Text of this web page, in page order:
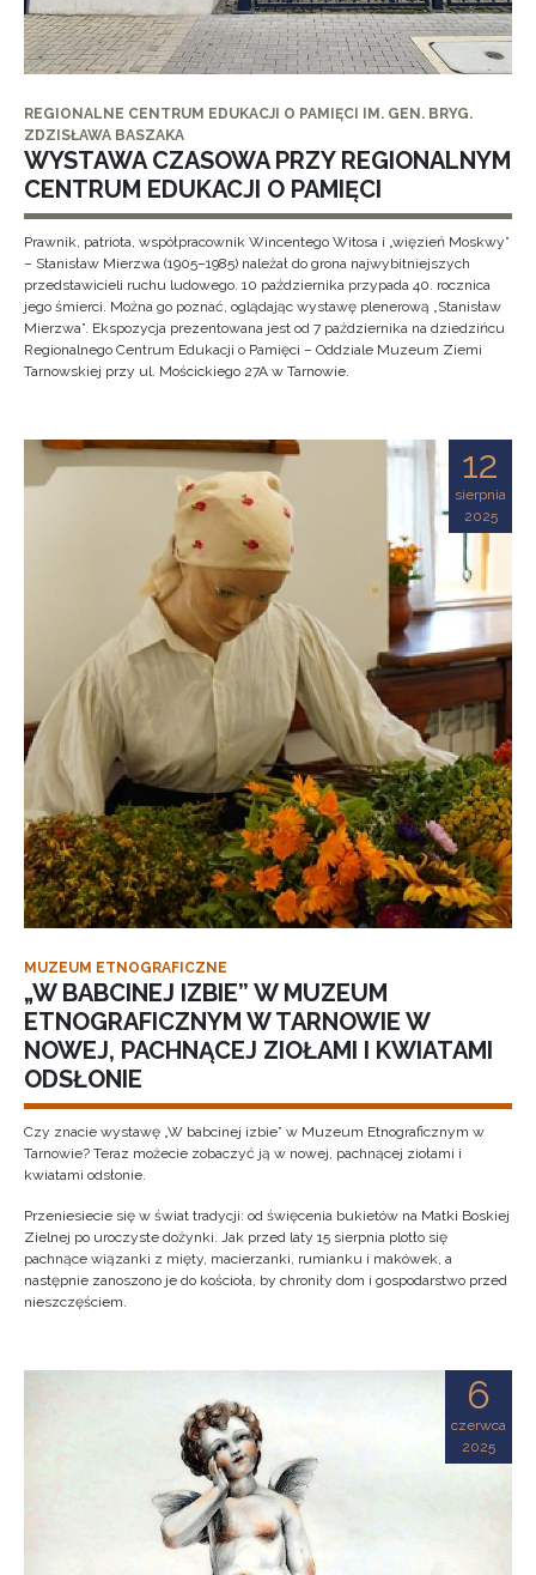
REGIONALNE CENTRUM EDUKACJI O PAMIĘCI IM. GEN. BRYG.
ZDZISŁAWA BASZAKA
WYSTAWA CZASOWA PRZY REGIONALNYM
CENTRUM EDUKACJI O PAMIĘCI
Prawnik, patriota, współpracownik Wincentego Witosa i „więzień Moskwy”
– Stanisław Mierzwa (1905–1985) należał do grona najwybitniejszych
przedstawicieli ruchu ludowego. 10 października przypada 40. rocznica
jego śmierci. Można go poznać, oglądając wystawę plenerową „Stanisław
Mierzwa”. Ekspozycja prezentowana jest od 7 października na dziedzińcu
Regionalnego Centrum Edukacji o Pamięci – Oddziale Muzeum Ziemi
Tarnowskiej przy ul. Mościckiego 27A w Tarnowie.
12
sierpnia
2025
MUZEUM ETNOGRAFICZNE
„W BABCINEJ IZBIE” W MUZEUM
ETNOGRAFICZNYM W TARNOWIE W
NOWEJ, PACHNĄCEJ ZIOŁAMI I KWIATAMI
ODSŁONIE
Czy znacie wystawę „W babcinej izbie” w Muzeum Etnograficznym w
Tarnowie? Teraz możecie zobaczyć ją w nowej, pachnącej ziołami i
kwiatami odsłonie.
Przeniesiecie się w świat tradycji: od święcenia bukietów na Matki Boskiej
Zielnej po uroczyste dożynki. Jak przed laty 15 sierpnia plotło się
pachnące wiązanki z mięty, macierzanki, rumianku i makówek, a
następnie zanoszono je do kościoła, by chroniły dom i gospodarstwo przed
nieszczęściem.
6
czerwca
2025